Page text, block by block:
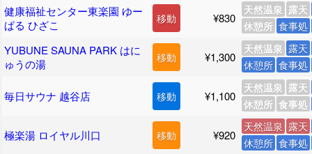
健康福祉センター東楽園 ゆー
ぱる ひざこ
移動 ¥830
天然温泉 露天
休憩所 食事処
YUBUNE SAUNA PARK はに
ゅうの湯
移動 ¥1,300
天然温泉 露天
休憩所 食事処
毎日サウナ 越谷店 移動 ¥1,100
天然温泉 露天
休憩所 食事処
極楽湯 ロイヤル川口 移動 ¥920
天然温泉 露天
休憩所 食事処